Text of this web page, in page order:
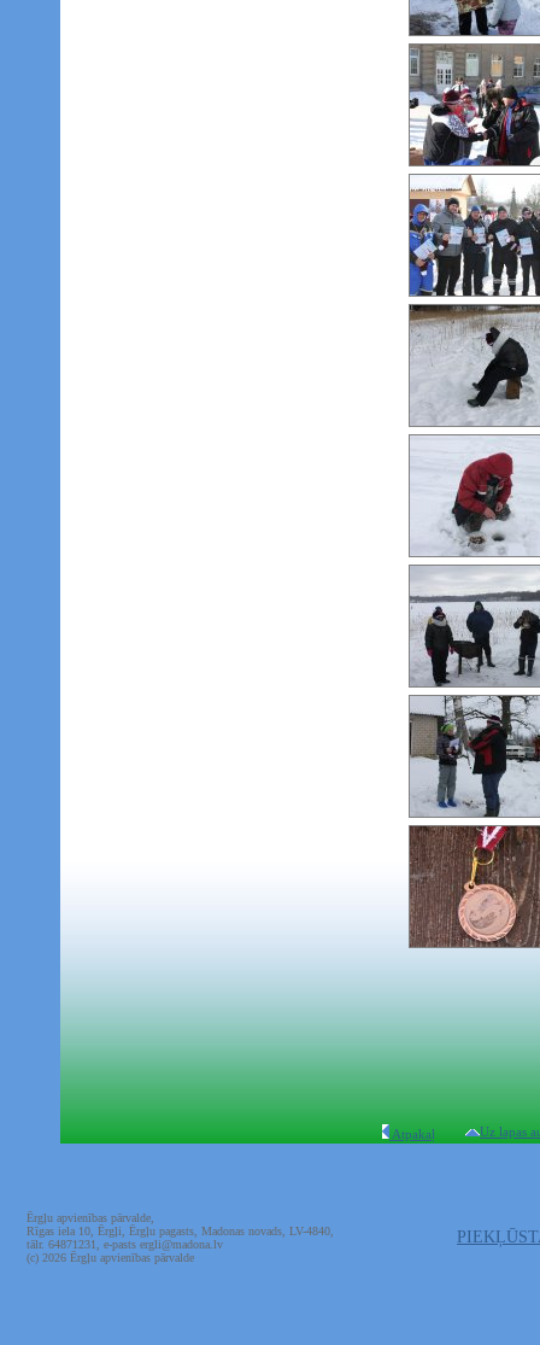
Atpakaļ Uz lapas
Ērgļu apvienības pārvalde,
Rīgas iela 10, Ērgļi, Ērgļu pagasts, Madonas novads, LV-4840,
tālr. 64871231, e-pasts ergli@madona.lv
(c) 2026 Ērgļu apvienības pārvalde